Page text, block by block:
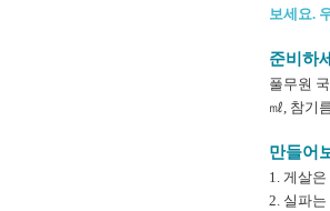
보세요.
준비하
풀무원
㎖, 참기
만들어
1. 게살
2. 실파